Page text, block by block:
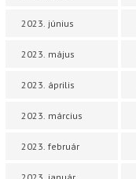
2023. június
2023. május
2023. április
2023. március
2023. február